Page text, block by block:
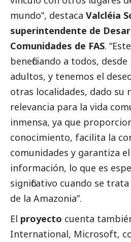
mundo”, destaca Valcléia
superintendente de
Comunidades de FAS.
beneficiando a todos,
adultos, y tenemos el
otras localidades, dado su
relevancia para la vida
inmensa, ya que
conocimiento, facilita la
comunidades y garantiza
información, lo que es
significativo cuando se
de la Amazonia”.
El proyecto cuenta
International, Microsoft,